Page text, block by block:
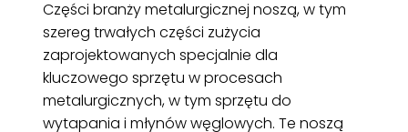
Części branży metalurgicznej noszą, w tym
szereg trwałych części zużycia
zaprojektowanych specjalnie dla
kluczowego sprzętu w procesach
metalurgicznych, w tym sprzętu do
wytapania i młynów węglowych. Te noszą